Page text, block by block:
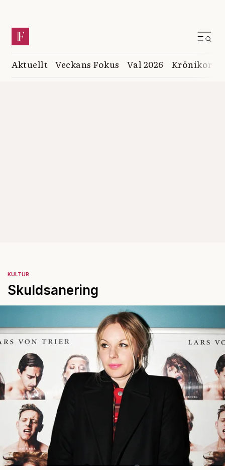
Aktuellt Veckans Fokus Val 2026 Krönikor
KULTUR
Skuldsanering